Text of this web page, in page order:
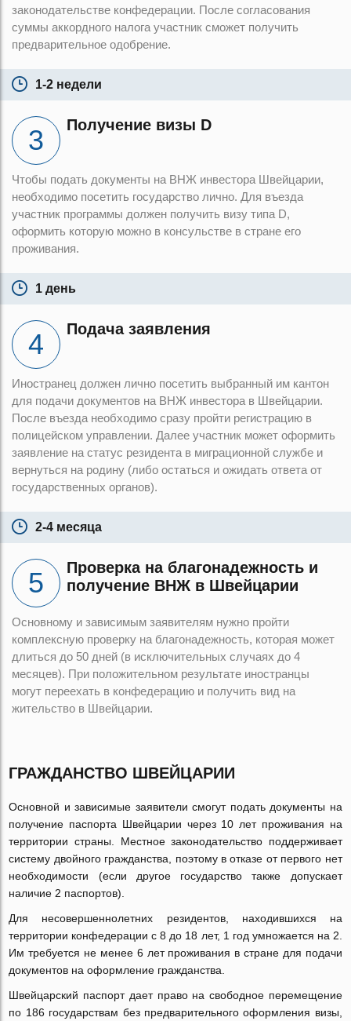
законодательстве конфедерации. После согласования
суммы аккордного налога участник сможет получить
предварительное одобрение.
1-2 недели
Получение визы D
Чтобы подать документы на ВНЖ инвестора Швейцарии,
необходимо посетить государство лично. Для въезда
участник программы должен получить визу типа D,
оформить которую можно в консульстве в стране его
проживания.
1 день
Подача заявления
Иностранец должен лично посетить выбранный им кантон
для подачи документов на ВНЖ инвестора в Швейцарии.
После въезда необходимо сразу пройти регистрацию в
полицейском управлении. Далее участник может оформить
заявление на статус резидента в миграционной службе и
вернуться на родину (либо остаться и ожидать ответа от
государственных органов).
2-4 месяца
Проверка на благонадежность и
получение ВНЖ в Швейцарии
Основному и зависимым заявителям нужно пройти
комплексную проверку на благонадежность, которая может
длиться до 50 дней (в исключительных случаях до 4
месяцев). При положительном результате иностранцы
могут переехать в конфедерацию и получить вид на
жительство в Швейцарии.
ГРАЖДАНСТВО ШВЕЙЦАРИИ
Основной и зависимые заявители смогут подать документы на
получение паспорта Швейцарии через 10 лет проживания на
территории страны. Местное законодательство поддерживает
систему двойного гражданства, поэтому в отказе от первого нет
необходимости (если другое государство также допускает
наличие 2 паспортов).
Для несовершеннолетних резидентов, находившихся на
территории конфедерации с 8 до 18 лет, 1 год умножается на 2.
Им требуется не менее 6 лет проживания в стране для подачи
документов на оформление гражданства.
Швейцарский паспорт дает право на свободное перемещение
по 186 государствам без предварительного оформления визы,